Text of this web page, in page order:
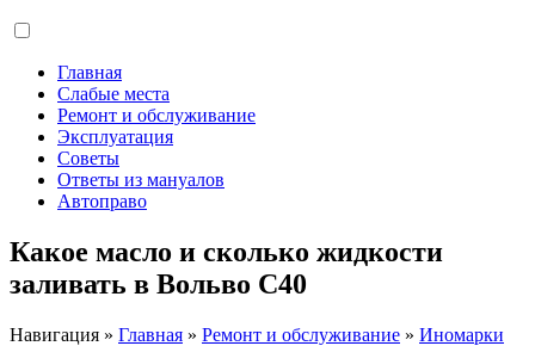
Главная
Слабые места
Ремонт и обслуживание
Эксплуатация
Советы
Ответы из мануалов
Автоправо
Какое масло и сколько жидкости
заливать в Вольво С40
Навигация » Главная » Ремонт и обслуживание » Иномарки